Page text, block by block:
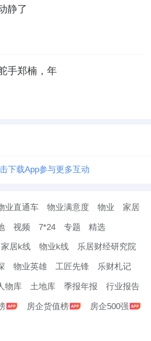
静了
手郑楠，年
下载App参与更多互动
业直通车 物业满意度 物业 家居
视频 7*24 专题 精选
家居k线 物业k线 乐居财经研究院
物业英雄 工匠先锋 乐财札记
物库 土地库 季报年报 行业报告
房企货值榜 房企500强